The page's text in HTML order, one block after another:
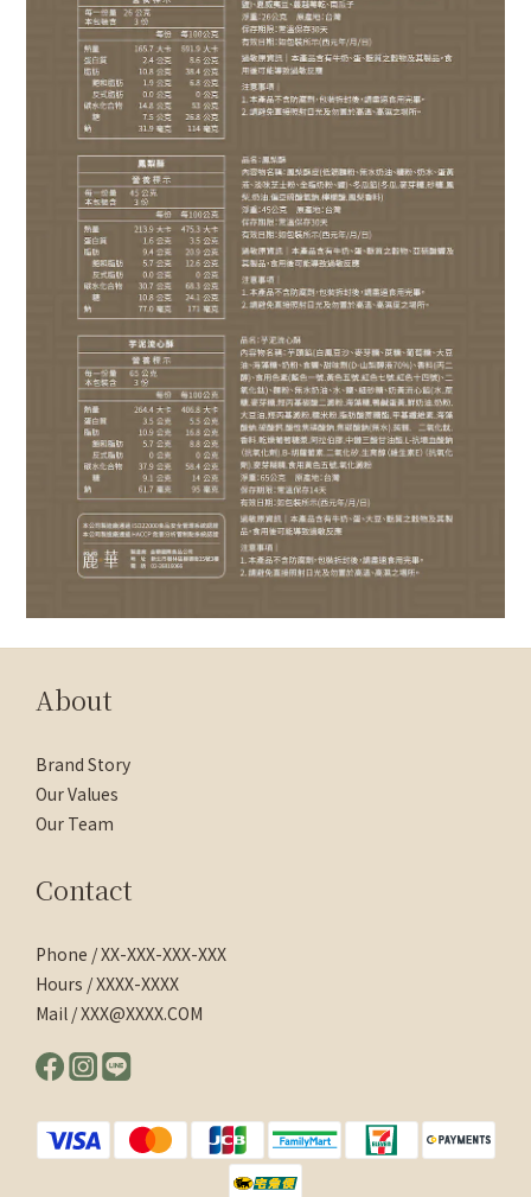
About
Brand Story
Our Values
Our Team
Contact
Phone / XX-XXX-XXX-XXX
Hours / XXXX-XXXX
Mail / XXX@XXXX.COM